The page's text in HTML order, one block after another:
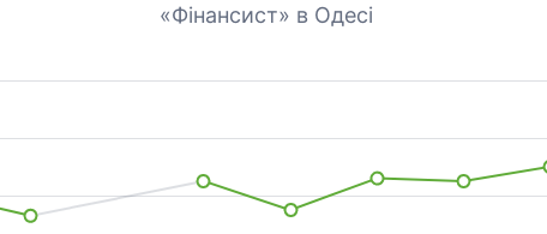
«Фінансист» в Одесі